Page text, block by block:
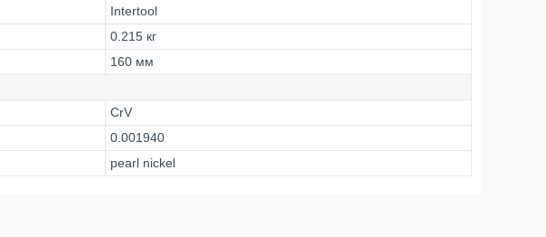
Intertool
0.215 кг
160 мм
CrV
0.001940
pearl nickel